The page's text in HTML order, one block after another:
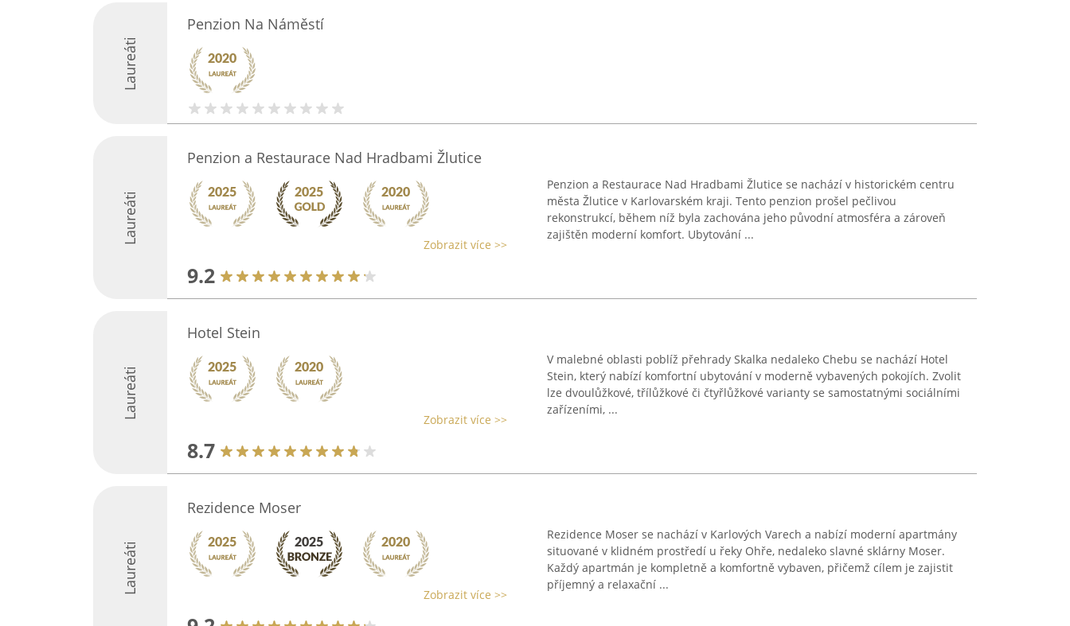
Laureáti
Penzion Na Náměstí
Laureáti
Penzion a Restaurace Nad Hradbami Žlutice
Zobrazit více >>
9.2
Penzion a Restaurace Nad Hradbami Žlutice se nachází v historickém centru
města Žlutice v Karlovarském kraji. Tento penzion prošel pečlivou
rekonstrukcí, během níž byla zachována jeho původní atmosféra a zároveň
zajištěn moderní komfort. Ubytování ...
Laureáti
Hotel Stein
Zobrazit více >>
8.7
V malebné oblasti poblíž přehrady Skalka nedaleko Chebu se nachází Hotel
Stein, který nabízí komfortní ubytování v moderně vybavených pokojích. Zvolit
lze dvoulůžkové, třílůžkové či čtyřlůžkové varianty se samostatnými sociálními
zařízeními, ...
Laureáti
Rezidence Moser
Zobrazit více >>
Rezidence Moser se nachází v Karlových Varech a nabízí moderní apartmány
situované v klidném prostředí u řeky Ohře, nedaleko slavné sklárny Moser.
Každý apartmán je kompletně a komfortně vybaven, přičemž cílem je zajistit
příjemný a relaxační ...